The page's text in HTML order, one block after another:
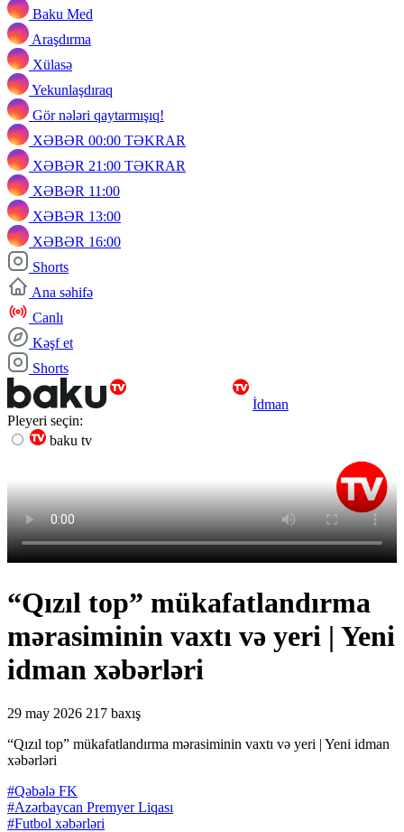
Baku Med
Araşdırma
Xülasə
Yekunlaşdıraq
Gör nələri qaytarmışıq!
XƏBƏR 00:00 TƏKRAR
XƏBƏR 21:00 TƏKRAR
XƏBƏR 11:00
XƏBƏR 13:00
XƏBƏR 16:00
Shorts
Ana səhifə
Canlı
Kəşf et
Shorts
İdman
Pleyeri seçin:
baku tv
“Qızıl top” mükafatlandırma
mərasiminin vaxtı və yeri | Yeni
idman xəbərləri
29 may 2026 217 baxış
“Qızıl top” mükafatlandırma mərasiminin vaxtı və yeri | Yeni idman
xəbərləri
#Qəbələ FK
#Azərbaycan Premyer Liqası
#Futbol xəbərləri